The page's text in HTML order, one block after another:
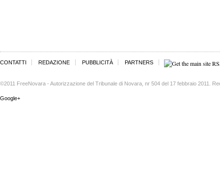
CONTATTI REDAZIONE PUBBLICITÀ PARTNERS
©2011 FreeNovara - Autorizzazione del Tribunale di Novara, nr 504 del 17 febbraio 2011.
Google+